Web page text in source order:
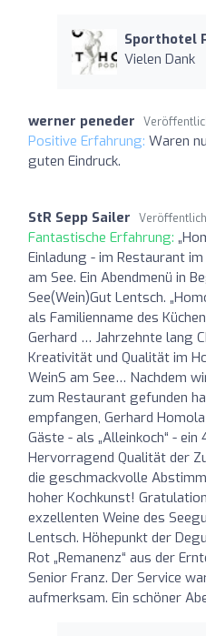
Sporthotel
Vielen Dank
werner peneder
Positive Erfahrung: Waren
guten Eindruck.
StR Sepp Sailer
Fantastische Erfahrung:
Einladung - im Restaurant
am See. Ein Abendmenü in
See(Wein)Gut Lentsch.
als Familienname des
Gerhard … Jahrzehnte lang
Kreativität und Qualität im
WeinS am See… Nachdem
zum Restaurant gefunden
empfangen, Gerhard
Gäste - als „Alleinkoch“ -
Hervorragend Qualität der
die geschmackvolle
hoher Kochkunst!
exzellenten Weine des
Lentsch. Höhepunkt der
Rot „Remanenz“ aus der
Senior Franz. Der Service
aufmerksam. Ein schöner